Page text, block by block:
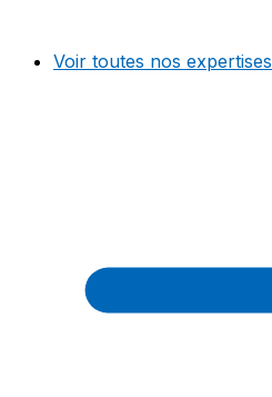
Voir toutes nos expertises